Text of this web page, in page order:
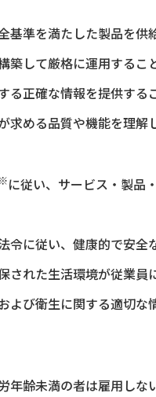
基準を満たした製品を供
築して厳格に運用するこ
る正確な情報を提供する
求める品質や機能を理解
※に従い、サービス・製品
令に従い、健康的で安全
された生活環境が従業員
よび衛生に関する適切
年齢未満の者は雇用しな